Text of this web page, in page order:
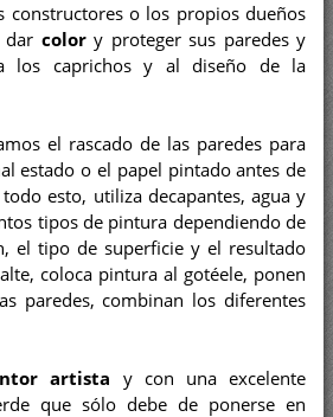
constructores o los propios dueños
dar colory proteger sus paredes y
los caprichos y al diseño de la
el rascado de las paredes para
estado o el papel pintado antes de
esto, utiliza decapantes, agua y
tipos de pintura dependiendo de
el tipo de superficie y el resultado
coloca pintura al gotéele, ponen
paredes, combinan los diferentes
artista y con una excelente
que sólo debe de ponerse en